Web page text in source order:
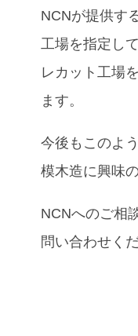
NCNが提供す
工場を指定し
レカット工場
ます。
今後もこのよ
模木造に興味
NCNへのご相
問い合わせく